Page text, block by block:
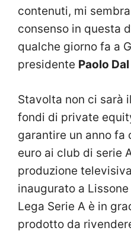
contenuti, mi
consenso in questa
qualche giorno fa a
presidente Paolo
Stavolta non ci sarà
fondi di private
garantire un anno fa
euro ai club di serie
produzione
inaugurato a
Lega Serie A è in
prodotto da